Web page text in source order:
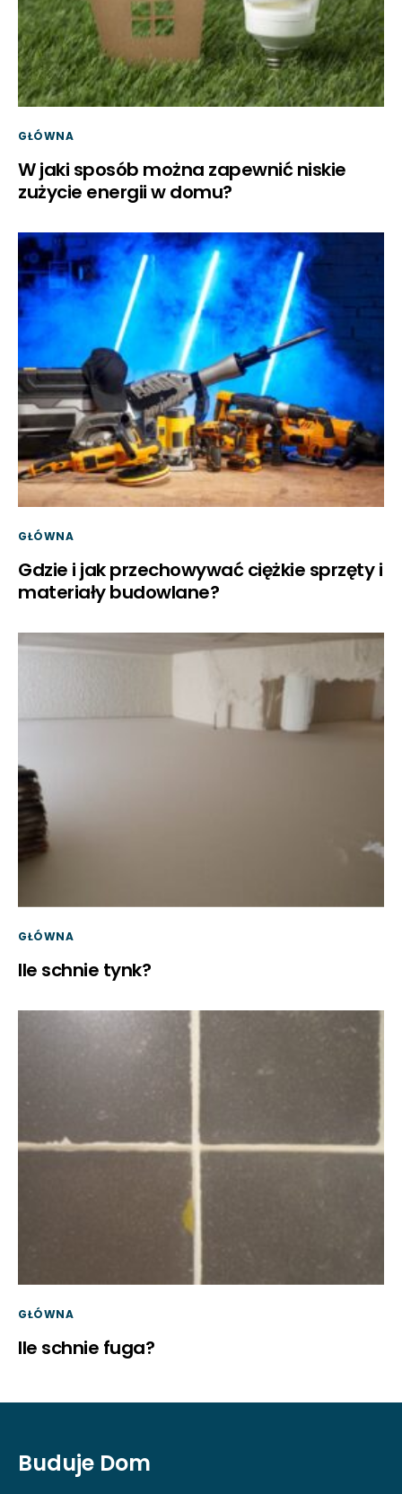
GŁÓWNA
W jaki sposób można zapewnić niskie
zużycie energii w domu?
GŁÓWNA
Gdzie i jak przechowywać ciężkie sprzęty i
materiały budowlane?
GŁÓWNA
Ile schnie tynk?
GŁÓWNA
Ile schnie fuga?
Buduje Dom